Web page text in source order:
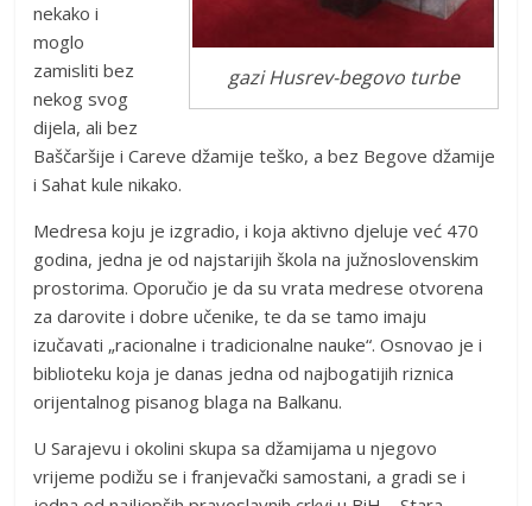
gazi Husrev-begovo turbe
nekako i
moglo
zamisliti bez
nekog svog
dijela, ali bez
Baščaršije i Careve džamije teško, a bez Begove džamije
i Sahat kule nikako.
Medresa koju je izgradio, i koja aktivno djeluje već 470
godina, jedna je od najstarijih škola na južnoslovenskim
prostorima. Oporučio je da su vrata medrese otvorena
za darovite i dobre učenike, te da se tamo imaju
izučavati „racionalne i tradicionalne nauke“. Osnovao je i
biblioteku koja je danas jedna od najbogatijih riznica
orijentalnog pisanog blaga na Balkanu.
U Sarajevu i okolini skupa sa džamijama u njegovo
vrijeme podižu se i franjevački samostani, a gradi se i